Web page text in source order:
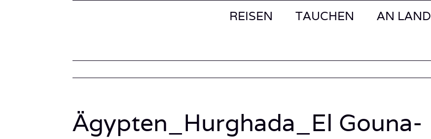
REISEN TAUCHEN AN LAND
Ägypten_Hurghada_El Gouna-